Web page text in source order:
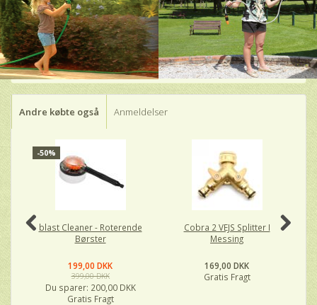
Andre købte også Anmeldelser
-50%
blast Cleaner - Roterende
Børster
199,00 DKK
399,00 DKK
Du sparer: 200,00 DKK
Gratis Fragt
Cobra 2 VEJS Splitter I
Messing
169,00 DKK
Gratis Fragt